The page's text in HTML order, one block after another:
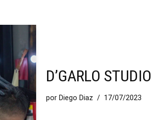
D’GARLO STUDIO
por Diego Diaz 17/07/2023